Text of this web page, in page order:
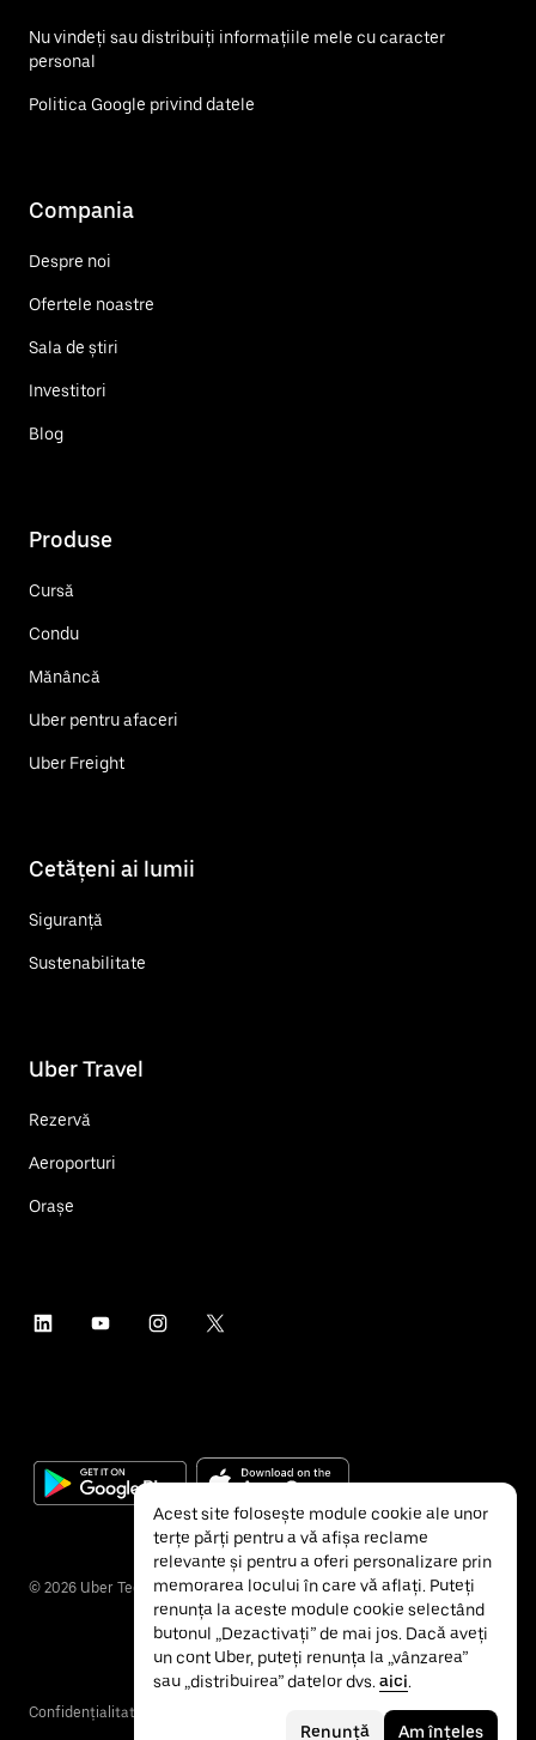
Nu vindeți sau distribuiți informațiile mele cu caracter
personal
Politica Google privind datele
Compania
Despre noi
Ofertele noastre
Sala de știri
Investitori
Blog
Produse
Cursă
Condu
Mănâncă
Uber pentru afaceri
Uber Freight
Cetățeni ai lumii
Siguranță
Sustenabilitate
Uber Travel
Rezervă
Aeroporturi
Orașe
© 2026 Uber Technologies Inc.
Confidențialitate
Acest site folosește module cookie ale unor
terțe părți pentru a vă afișa reclame
relevante și pentru a oferi personalizare prin
memorarea locului în care vă aflați. Puteți
renunța la aceste module cookie selectând
butonul „Dezactivați” de mai jos. Dacă aveți
un cont Uber, puteți renunța la „vânzarea”
sau „distribuirea” datelor dvs. aici.
Renunță Am înțeles